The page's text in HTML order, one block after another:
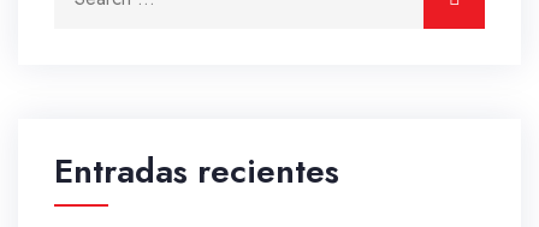
Entradas recientes